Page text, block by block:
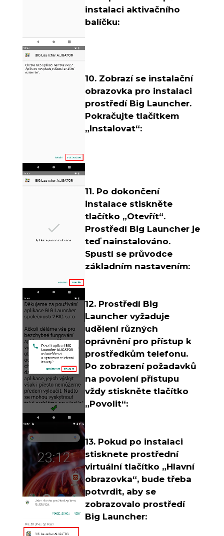
instalaci aktivačního
balíčku:
10. Zobrazí se instalační
obrazovka pro instalaci
prostředí Big Launcher.
Pokračujte tlačítkem
„Instalovat“:
11. Po dokončení
instalace stiskněte
tlačítko „Otevřít“.
Prostředí Big Launcher je
teď nainstalováno.
Spustí se průvodce
základním nastavením:
12. Prostředí Big
Launcher vyžaduje
udělení různých
oprávnění pro přístup k
prostředkům telefonu.
Po zobrazení požadavků
na povolení přístupu
vždy stiskněte tlačítko
„Povolit“:
13. Pokud po instalaci
stisknete prostřední
virtuální tlačítko „Hlavní
obrazovka“, bude třeba
potvrdit, aby se
zobrazovalo prostředí
Big Launcher: